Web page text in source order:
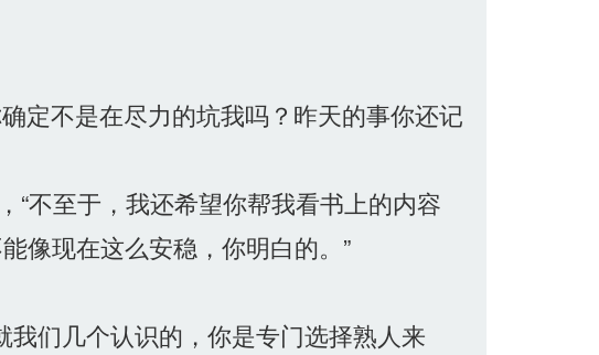
定不是在尽力的坑我吗？昨天的事你还记
“不至于，我还希望你帮我看书上的内容
像现在这么安稳，你明白的。”
们几个认识的，你是专门选择熟人来